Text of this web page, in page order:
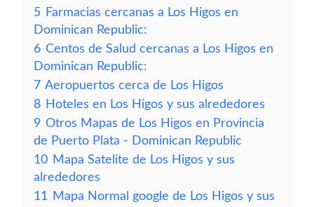
5 Farmacias cercanas a Los Higos en
Dominican Republic:
6 Centos de Salud cercanas a Los Higos en
Dominican Republic:
7 Aeropuertos cerca de Los Higos
8 Hoteles en Los Higos y sus alrededores
9 Otros Mapas de Los Higos en Provincia
de Puerto Plata - Dominican Republic
10 Mapa Satelite de Los Higos y sus
alrededores
11
Mapa Normal google de Los Higos y sus